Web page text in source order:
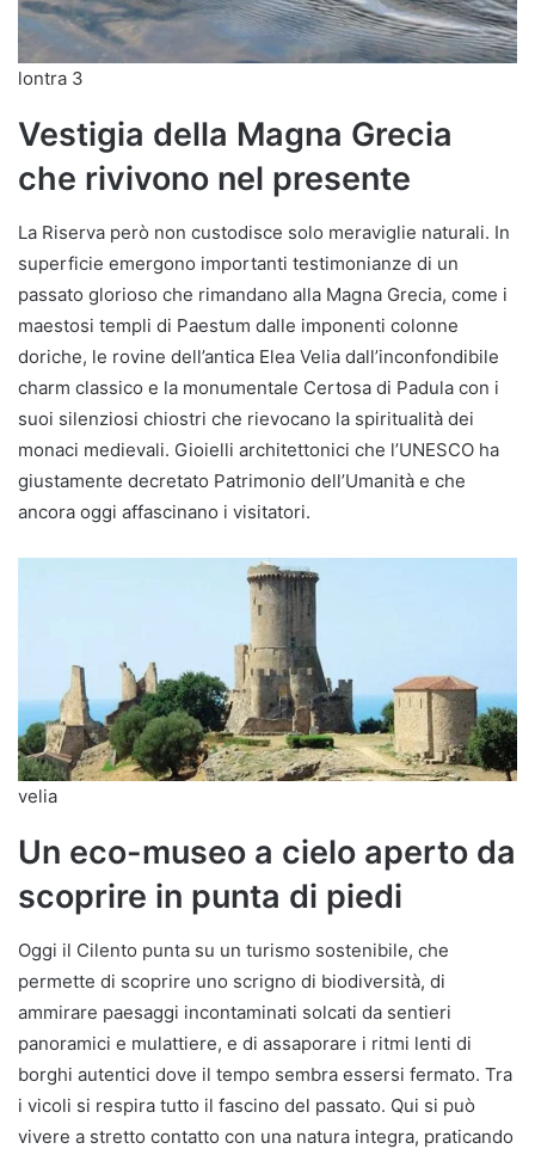
lontra 3
Vestigia della Magna Grecia
che rivivono nel presente
La Riserva però non custodisce solo meraviglie naturali. In
superficie emergono importanti testimonianze di un
passato glorioso che rimandano alla Magna Grecia, come i
maestosi templi di Paestum dalle imponenti colonne
doriche, le rovine dell’antica Elea Velia dall’inconfondibile
charm classico e la monumentale Certosa di Padula con i
suoi silenziosi chiostri che rievocano la spiritualità dei
monaci medievali. Gioielli architettonici che l’UNESCO ha
giustamente decretato Patrimonio dell’Umanità e che
ancora oggi affascinano i visitatori.
velia
Un eco-museo a cielo aperto da
scoprire in punta di piedi
Oggi il Cilento punta su un turismo sostenibile, che
permette di scoprire uno scrigno di biodiversità, di
ammirare paesaggi incontaminati solcati da sentieri
panoramici e mulattiere, e di assaporare i ritmi lenti di
borghi autentici dove il tempo sembra essersi fermato. Tra
i vicoli si respira tutto il fascino del passato. Qui si può
vivere a stretto contatto con una natura integra, praticando